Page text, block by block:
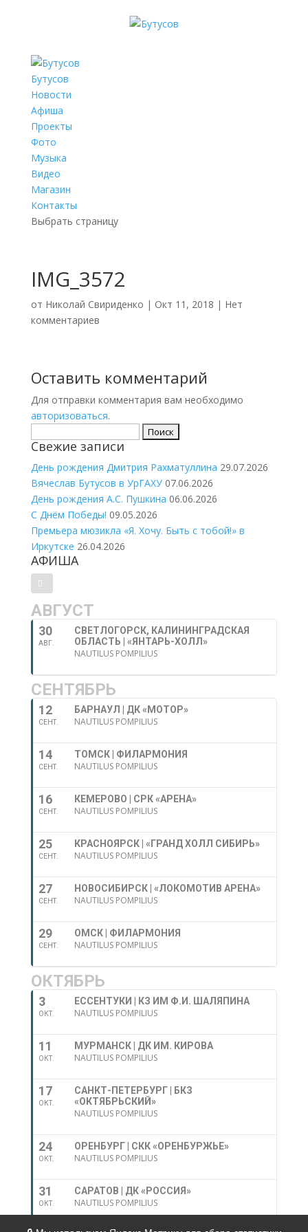
Бутусов
Новости
Афиша
Проекты
Фото
Музыка
Видео
Магазин
Контакты
Выбрать страницу
IMG_3572
от Николай Свириденко | Окт 11, 2018 | Нет
комментариев
Оставить комментарий
Для отправки комментария вам необходимо
авторизоваться.
Свежие записи
День рождения Дмитрия Рахматуллина 29.07.2026
Вячеслав Бутусов в УрГАХУ 07.06.2026
День рождения А.С. Пушкина 06.06.2026
С Днём Победы! 09.05.2026
Премьера мюзикла «Я. Хочу. Быть с тобой!» в
Иркутске 26.04.2026
АФИША
АВГУСТ
30
АВГ.
СВЕТЛОГОРСК, КАЛИНИНГРАДСКАЯ
ОБЛАСТЬ | «ЯНТАРЬ-ХОЛЛ»
NAUTILUS POMPILIUS
СЕНТЯБРЬ
12
СЕНТ.
БАРНАУЛ | ДК «МОТОР»
NAUTILUS POMPILIUS
14
СЕНТ.
ТОМСК | ФИЛАРМОНИЯ
NAUTILUS POMPILIUS
16
СЕНТ.
КЕМЕРОВО | СРК «АРЕНА»
NAUTILUS POMPILIUS
25
СЕНТ.
КРАСНОЯРСК | «ГРАНД ХОЛЛ СИБИРЬ»
NAUTILUS POMPILIUS
27
СЕНТ.
НОВОСИБИРСК | «ЛОКОМОТИВ АРЕНА»
NAUTILUS POMPILIUS
29
СЕНТ.
ОМСК | ФИЛАРМОНИЯ
NAUTILUS POMPILIUS
ОКТЯБРЬ
3
ОКТ.
ЕССЕНТУКИ | КЗ ИМ Ф.И. ШАЛЯПИНА
NAUTILUS POMPILIUS
11
ОКТ.
МУРМАНСК | ДК ИМ. КИРОВА
NAUTILUS POMPILIUS
17
ОКТ.
САНКТ-ПЕТЕРБУРГ | БКЗ
«ОКТЯБРЬСКИЙ»
NAUTILUS POMPILIUS
24
ОКТ.
ОРЕНБУРГ | СКК «ОРЕНБУРЖЬЕ»
NAUTILUS POMPILIUS
31
ОКТ.
САРАТОВ | ДК «РОССИЯ»
NAUTILUS POMPILIUS